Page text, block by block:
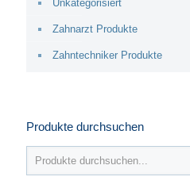
Unkategorisiert
Zahnarzt Produkte
Zahntechniker Produkte
Produkte durchsuchen